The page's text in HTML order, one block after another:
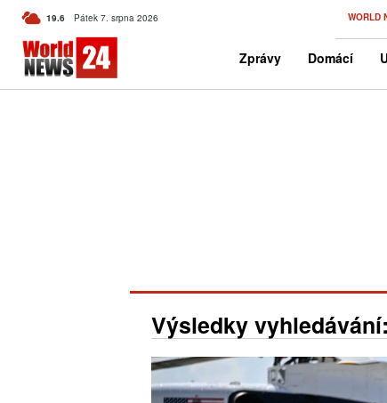
19.6 C Czech
Pátek 7. srpna 2026 WORLD
Zprávy Domácí
Výsledky vyhledávání: